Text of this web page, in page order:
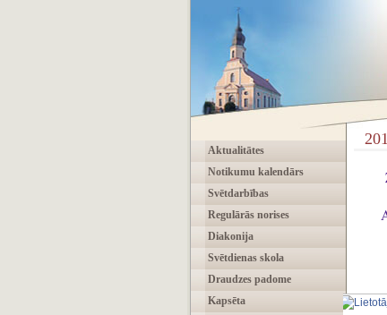
Aktualitātes
Notikumu kalendārs
Svētdarbības
Regulārās norises
Diakonija
Svētdienas skola
Draudzes padome
Kapsēta